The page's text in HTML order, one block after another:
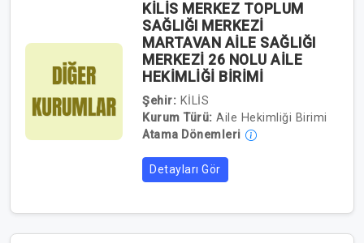
KİLİS MERKEZ TOPLUM
SAĞLIĞI MERKEZİ
MARTAVAN AİLE SAĞLIĞI
MERKEZİ 26 NOLU AİLE
HEKİMLİĞİ BİRİMİ
Şehir: KİLİS
Kurum Türü: Aile Hekimliği Birimi
Atama Dönemleri
Detayları Gör